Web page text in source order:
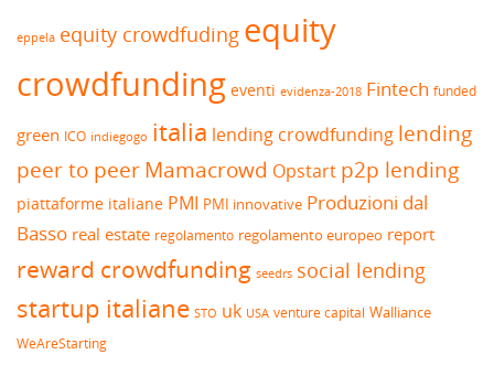
eppela equity crowdfuding equity
crowdfunding eventi evidenza-2018 Fintech funded
green ICO indiegogo italia lending crowdfunding lending
peer to peerMamacrowd Opstart p2p lending
piattaforme italiane PMI PMI innovative Produzioni dal
Basso real estate regolamento regolamento europeo report
reward crowdfunding seedrs social lending
startup italiane STO uk USA venture capital Walliance
WeAreStarting